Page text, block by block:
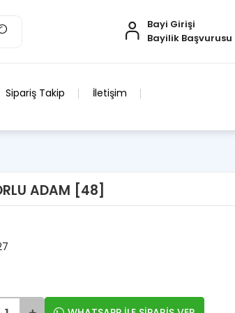
Bayi Girişi
Bayilik Başvurusu
Sipariş Takip İletişim
ADAM [48]